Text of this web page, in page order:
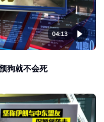
04:13
狗就不会死